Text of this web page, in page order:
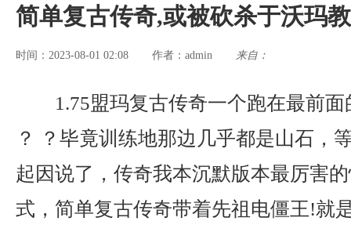
简单复古传奇,或被砍杀于沃玛
时间：2023-08-01 02:08 作者： admin 来自：
1.75盟玛复古传奇一个跑在最前
？ ？毕竟训练地那边几乎都是山石，
起因说了，传奇我本沉默版本最厉害
式，简单复古传奇带着先祖电僵王!就